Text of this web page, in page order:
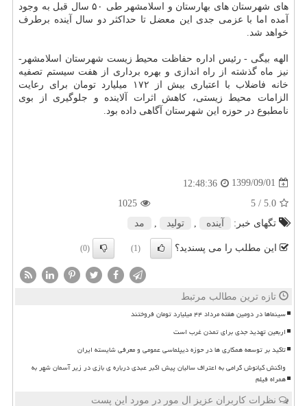
های شهرستان های بهارستان و اسلامشهر طی ۵۰ سال قبل به وجود
آمده اما با عزمی جدی این معضل تا حداکثر دو سال آینده برطرف
خواهد شد.
الهه بیگی - رئیس اداره حفاظت محیط زیست شهرستان اسلامشهر-
نیز ماه گذشته از راه اندازی و بهره برداری از هفت سیستم تصفیه
خانه فاضلاب با اعتباری بیش از ۱۷۲ میلیارد تومان برای رعایت
الزامات محیط زیستی، کاهش اثرات آلاینده و جلوگیری از بوی
نامطبوع در حوزه این شهرستان آگاهی داده بود.
1399/09/01
12:48:36
5.0
/ 5
1025
تگهای خبر:
آینده تولید مد
این مطلب را می پسندید؟ (1)
(0)
تازه ترین مطالب مرتبط
سینماها در دومین هفته مرداد ۴۴ میلیارد تومان فروختند
اربعین تهدید جدی برای تمدن غرب است
تاکید بر توسعه همکاری ها در حوزه دیپلماسی عمومی و معرفی شایسته ایران
واکنش کیانوش گرامی به اعتراف سالیان پیش اکبر عبدی درباره ی بازی در زیر آسمان شهر به
همراه فیلم
نظرات کاربران عزیز ال مور در مورد این پست